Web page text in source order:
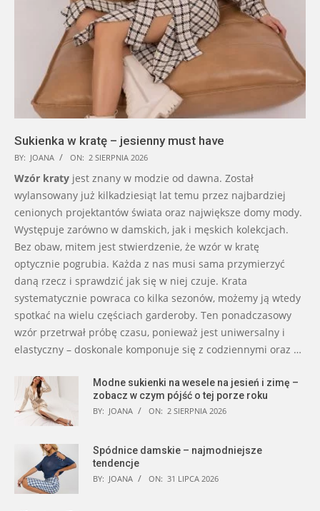
Sukienka w kratę – jesienny must have
BY: JOANA ON: 2 SIERPNIA 2026
Wzór kraty jest znany w modzie od dawna. Został
wylansowany już kilkadziesiąt lat temu przez najbardziej
cenionych projektantów świata oraz największe domy mody.
Występuje zarówno w damskich, jak i męskich kolekcjach.
Bez obaw, mitem jest stwierdzenie, że wzór w kratę
optycznie pogrubia. Każda z nas musi sama przymierzyć
daną rzecz i sprawdzić jak się w niej czuje. Krata
systematycznie powraca co kilka sezonów, możemy ją wtedy
spotkać na wielu częściach garderoby. Ten ponadczasowy
wzór przetrwał próbę czasu, ponieważ jest uniwersalny i
elastyczny – doskonale komponuje się z codziennymi oraz …
Modne sukienki na wesele na jesień i zimę –
zobacz w czym pójść o tej porze roku
BY: JOANA ON: 2 SIERPNIA 2026
Spódnice damskie – najmodniejsze
tendencje
BY: JOANA ON: 31 LIPCA 2026